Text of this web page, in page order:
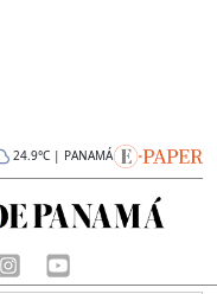
24.9°C | PANAMÁ